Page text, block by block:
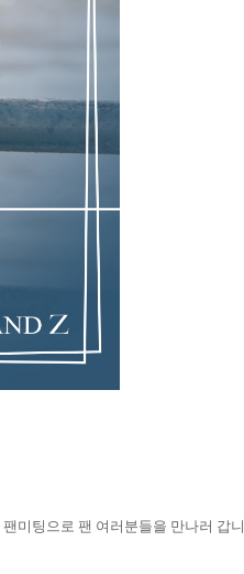
팬미팅으로 팬 여러분들을 만나러 갑니